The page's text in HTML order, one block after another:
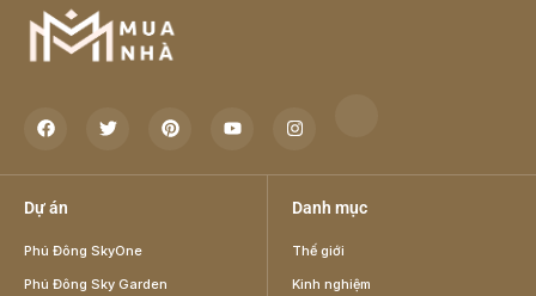
Dự án
Phú Đông SkyOne
Phú Đông Sky Garden
Danh mục
Thế giới
Kinh nghiệm